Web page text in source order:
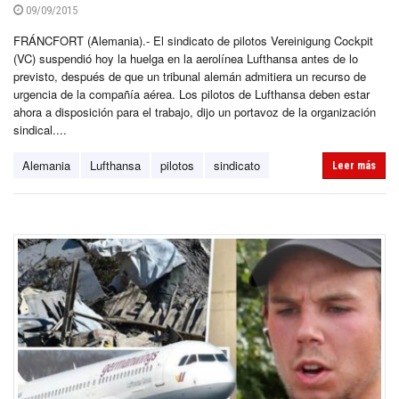
09/09/2015
FRÁNCFORT (Alemania).- El sindicato de pilotos Vereinigung Cockpit
(VC) suspendió hoy la huelga en la aerolínea Lufthansa antes de lo
previsto, después de que un tribunal alemán admitiera un recurso de
urgencia de la compañía aérea. Los pilotos de Lufthansa deben estar
ahora a disposición para el trabajo, dijo un portavoz de la organización
sindical....
Alemania Lufthansa pilotos sindicato Leer más